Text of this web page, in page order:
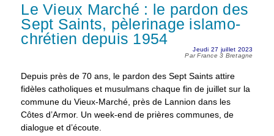
Le Vieux Marché : le pardon des
Sept Saints, pèlerinage islamo-
chrétien depuis 1954
Jeudi 27 juillet 2023
Par France 3 Bretagne
Depuis près de 70 ans, le pardon des Sept Saints attire
fidèles catholiques et musulmans chaque fin de juillet sur la
commune du Vieux-Marché, près de Lannion dans les
Côtes d’Armor. Un week-end de prières communes, de
dialogue et d’écoute.